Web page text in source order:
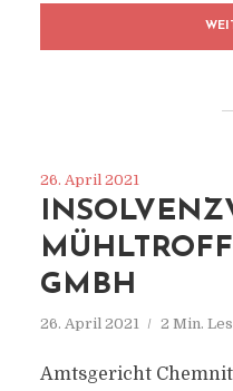
26. April 2021
GMBH
26. April 2021 2 Min.
Amtsgericht